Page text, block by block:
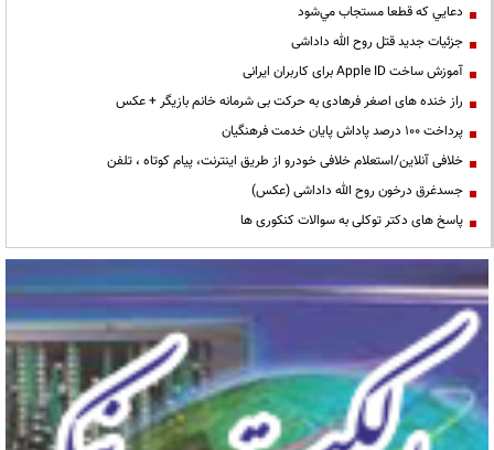
دعايي كه قطعا مستجاب مي‌شود
جزئیات جدید قتل روح الله داداشی
آموزش ساخت Apple ID برای کاربران ایرانی
راز خنده های اصغر فرهادی به حرکت بی شرمانه خانم بازیگر + عکس
پرداخت ۱۰۰ درصد پاداش پایان خدمت فرهنگیان
خلافی آنلاین/استعلام خلافی خودرو از طریق اینترنت، پیام کوتاه ، تلفن
جسدغرق درخون روح الله داداشی (عکس)
پاسخ های دکتر توکلی به سوالات کنکوری ها